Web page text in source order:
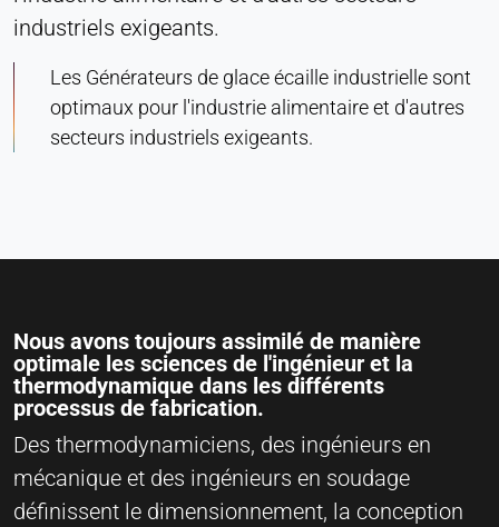
industriels exigeants.
Les Générateurs de glace écaille industrielle sont
optimaux pour l'industrie alimentaire et d'autres
secteurs industriels exigeants.
Nous avons toujours assimilé de manière
optimale les sciences de l'ingénieur et la
thermodynamique dans les différents
processus de fabrication.
Des thermodynamiciens, des ingénieurs en
mécanique et des ingénieurs en soudage
définissent le dimensionnement, la conception